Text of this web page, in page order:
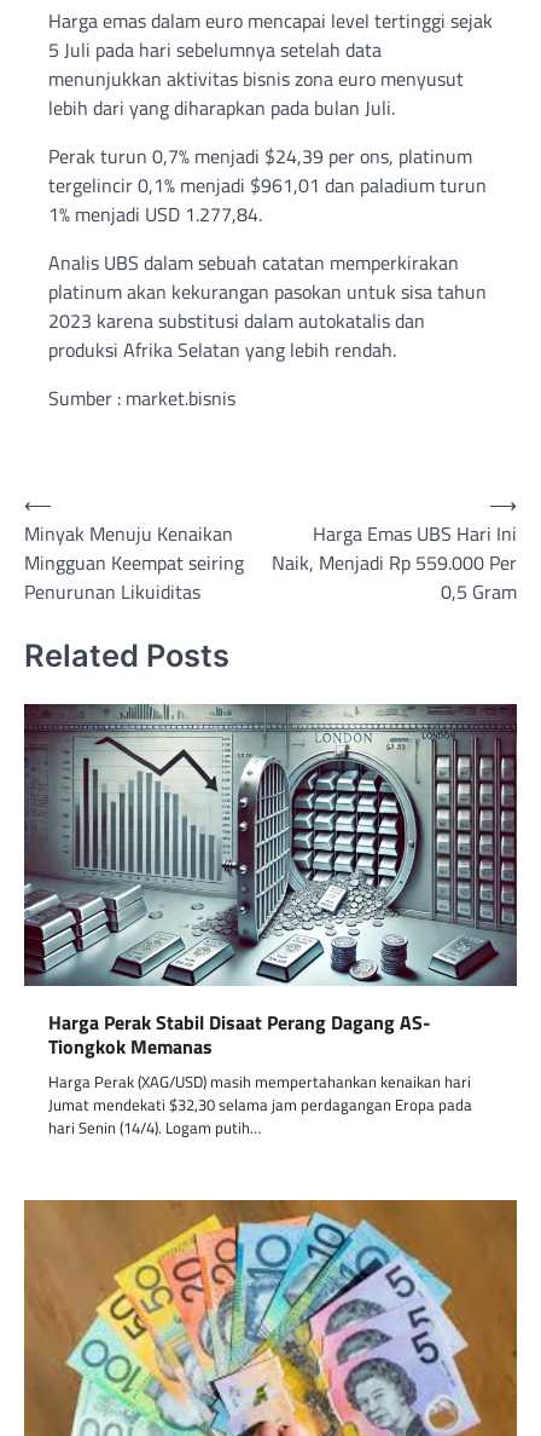
Harga emas dalam euro mencapai level tertinggi sejak
5 Juli pada hari sebelumnya setelah data
menunjukkan aktivitas bisnis zona euro menyusut
lebih dari yang diharapkan pada bulan Juli.
Perak turun 0,7% menjadi $24,39 per ons, platinum
tergelincir 0,1% menjadi $961,01 dan paladium turun
1% menjadi USD 1.277,84.
Analis UBS dalam sebuah catatan memperkirakan
platinum akan kekurangan pasokan untuk sisa tahun
2023 karena substitusi dalam autokatalis dan
produksi Afrika Selatan yang lebih rendah.
Sumber : market.bisnis
Post
navigation
⟵
Minyak Menuju Kenaikan
Mingguan Keempat seiring
Penurunan Likuiditas
Harga Emas UBS Hari Ini
Naik, Menjadi Rp 559.000 Per
0,5 Gram
⟶
Related Posts
Harga Perak Stabil Disaat Perang Dagang AS-
Tiongkok Memanas
Harga Perak (XAG/USD) masih mempertahankan kenaikan hari
Jumat mendekati $32,30 selama jam perdagangan Eropa pada
hari Senin (14/4). Logam putih…